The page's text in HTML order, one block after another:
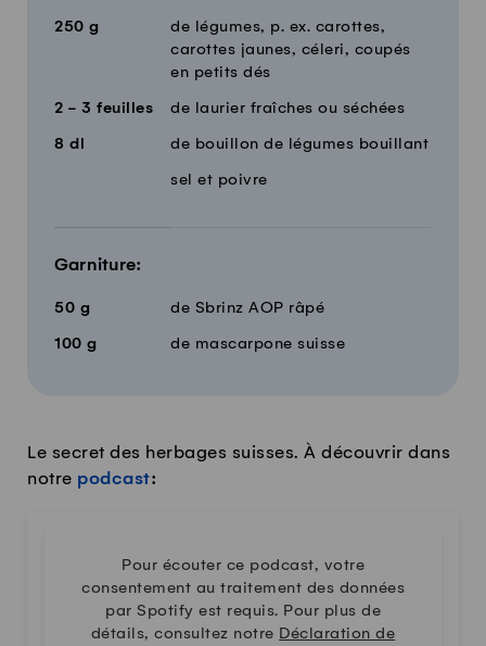
250 g
de légumes, p. ex. carottes,
carottes jaunes, céleri, coupés
en petits dés
2 - 3 feuilles de laurier fraîches ou séchées
8 dl de bouillon de légumes bouillant
sel et poivre
Garniture:
50 g de Sbrinz AOP râpé
100 g de mascarpone suisse
Le secret des herbages suisses. À découvrir dans
notre podcast:
Pour écouter ce podcast, votre
consentement au traitement des données
par Spotify est requis. Pour plus de
détails, consultez notre Déclaration de